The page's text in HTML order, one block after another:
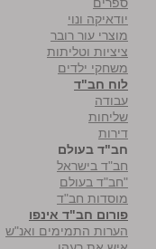
יודאיקה ונוי
מוצרי עור רובר
ציציות וטליתות
משחקי ילדים
לוח חב"ד
עבודה
שליחות
דירות
חב"ד בעולם
חב"ד בישראל
"חב"ד בעולם
מוסדות חב"ד
פורום חב"ד אינפו
הערות התמימים ואנ"ש